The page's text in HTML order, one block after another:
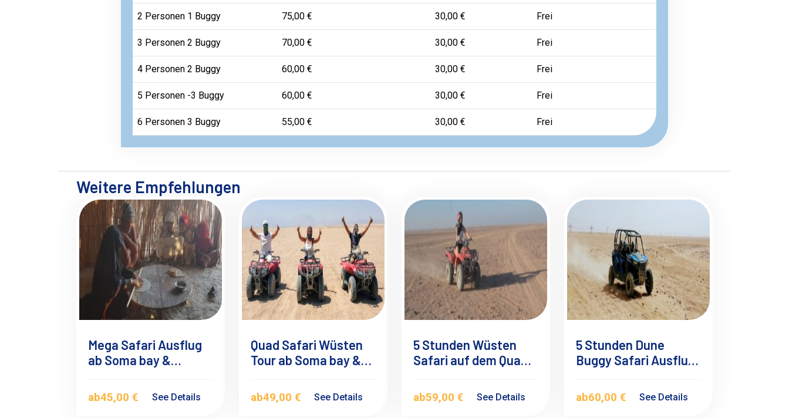
2 Personen 1 Buggy 75,00 € 30,00 € Frei
3 Personen 2 Buggy 70,00 € 30,00 € Frei
4 Personen 2 Buggy 60,00 € 30,00 € Frei
5 Personen -3 Buggy 60,00 € 30,00 € Frei
6 Personen 3 Buggy 55,00 € 30,00 € Frei
Weitere Empfehlungen
Mega Safari Ausflug
ab Soma bay &
ab45,00 € See Details
Quad Safari Wüsten
Tour ab Soma bay &
Ausflug
ab49,00 € See Details
5 Stunden Wüsten
Safari auf dem Quad
bay
ab59,00 € See Details
5 Stunden Dune
Buggy Safari Ausflug
bay
ab60,00 € See Details